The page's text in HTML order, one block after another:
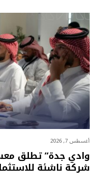
أغسطس 7, 2026
شركة ناشئة